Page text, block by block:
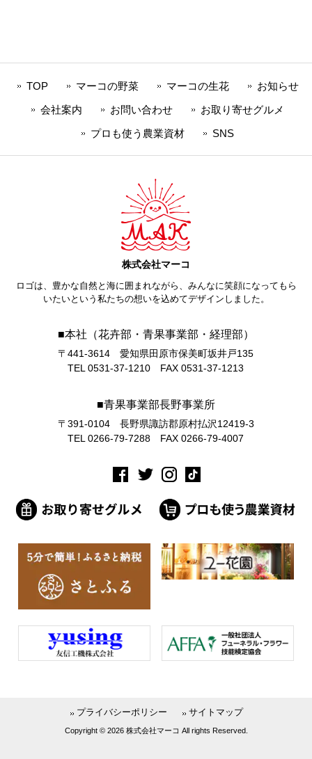
TOP マーコの野菜 マーコの生花
お知らせ
会社案内
お問い合わせ
お取り寄せグルメ
プロも使う農業資材
SNS
株式会社マーコ
ロゴは、豊かな自然と海に囲まれながら、みんなに笑顔になってもら
いたいという私たちの想いを込めてデザインしました。
■本社（花卉部・青果事業部・経理部）
〒441-3614 愛知県田原市保美町坂井戸135
TEL 0531-37-1210 FAX 0531-37-1213
■青果事業部長野事業所
〒391-0104 長野県諏訪郡原村払沢12419-3
TEL 0266-79-7288 FAX 0266-79-4007
プライバシーポリシー サイトマップ
Copyright © 2026 株式会社マーコ All rights Reserved.